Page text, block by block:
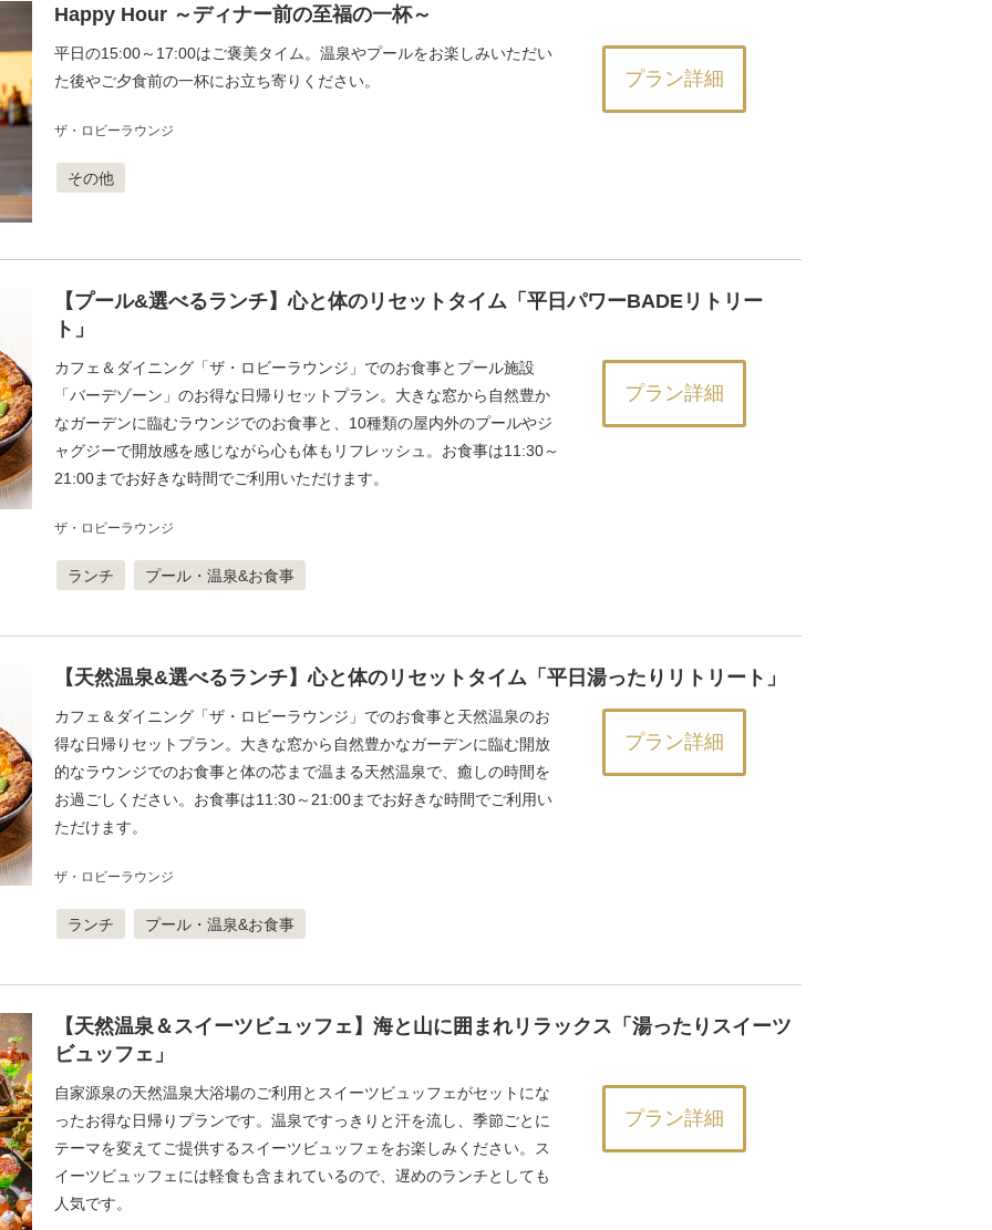
Happy Hour ～ディナー前の至福の一杯～
平日の15:00～17:00はご褒美タイム。温泉やプールをお楽しみいただい
た後やご夕食前の一杯にお立ち寄りください。
ザ・ロビーラウンジ
その他
プラン詳細
【プール&選べるランチ】心と体のリセットタイム「平日パワーBADEリトリー
ト」
カフェ＆ダイニング「ザ・ロビーラウンジ」でのお食事とプール施設
「バーデゾーン」のお得な日帰りセットプラン。大きな窓から自然豊か
なガーデンに臨むラウンジでのお食事と、10種類の屋内外のプールやジ
ャグジーで開放感を感じながら心も体もリフレッシュ。お食事は11:30～
21:00までお好きな時間でご利用いただけます。
ザ・ロビーラウンジ
ランチ プール・温泉&お食事
プラン詳細
【天然温泉&選べるランチ】心と体のリセットタイム「平日湯ったりリトリート」
カフェ＆ダイニング「ザ・ロビーラウンジ」でのお食事と天然温泉のお
得な日帰りセットプラン。大きな窓から自然豊かなガーデンに臨む開放
的なラウンジでのお食事と体の芯まで温まる天然温泉で、癒しの時間を
お過ごしください。お食事は11:30～21:00までお好きな時間でご利用い
ただけます。
ザ・ロビーラウンジ
ランチ プール・温泉&お食事
プラン詳細
【天然温泉＆スイーツビュッフェ】海と山に囲まれリラックス「湯ったりスイーツ
ビュッフェ」
自家源泉の天然温泉大浴場のご利用とスイーツビュッフェがセットにな
ったお得な日帰りプランです。温泉ですっきりと汗を流し、季節ごとに
テーマを変えてご提供するスイーツビュッフェをお楽しみください。ス
イーツビュッフェには軽食も含まれているので、遅めのランチとしても
人気です。
プラン詳細